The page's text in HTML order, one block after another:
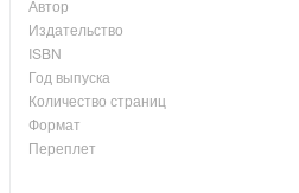
Автор
Издательство
ISBN
Год выпуска
Количество страниц
Формат
Переплет